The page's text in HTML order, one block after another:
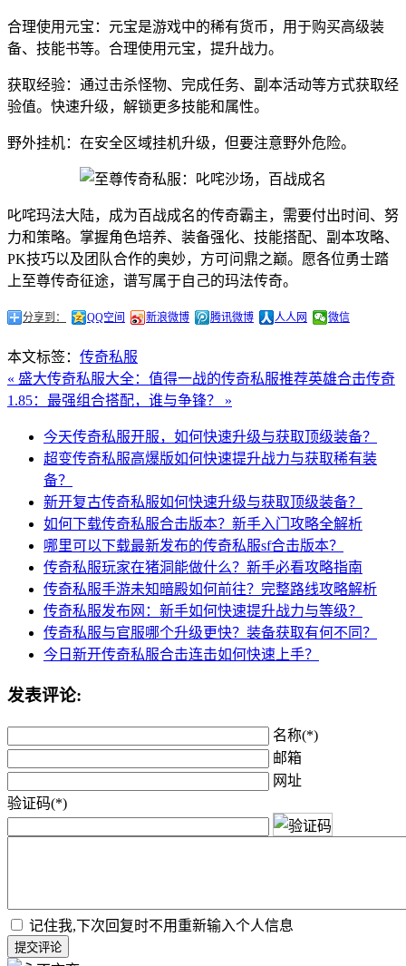
合理使用元宝：元宝是游戏中的稀有货币，用于购买高级装
备、技能书等。合理使用元宝，提升战力。
获取经验：通过击杀怪物、完成任务、副本活动等方式获取经
验值。快速升级，解锁更多技能和属性。
野外挂机：在安全区域挂机升级，但要注意野外危险。
叱咤玛法大陆，成为百战成名的传奇霸主，需要付出时间、努
力和策略。掌握角色培养、装备强化、技能搭配、副本攻略、
PK技巧以及团队合作的奥妙，方可问鼎之巅。愿各位勇士踏
上至尊传奇征途，谱写属于自己的玛法传奇。
分享到： QQ空间 新浪微博 腾讯微博 人人网 微信
本文标签： 传奇私服
« 盛大传奇私服大全：值得一战的传奇私服推荐英雄合击传奇
1.85：最强组合搭配，谁与争锋？ »
今天传奇私服开服，如何快速升级与获取顶级装备？
超变传奇私服高爆版如何快速提升战力与获取稀有装
备？
新开复古传奇私服如何快速升级与获取顶级装备？
如何下载传奇私服合击版本？新手入门攻略全解析
哪里可以下载最新发布的传奇私服sf合击版本？
传奇私服玩家在猪洞能做什么？新手必看攻略指南
传奇私服手游未知暗殿如何前往？完整路线攻略解析
传奇私服发布网：新手如何快速提升战力与等级？
传奇私服与官服哪个升级更快？装备获取有何不同？
今日新开传奇私服合击连击如何快速上手？
发表评论:
名称(*)
邮箱
网址
验证码(*)
记住我,下次回复时不用重新输入个人信息
提交评论